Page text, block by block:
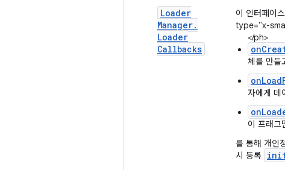
Loader
Manager.
Loader
Callbacks
이 인터페이
type="x-
</ph>
체를 만들
자에게 데
이 프래그
를 통해 개인
시 등록